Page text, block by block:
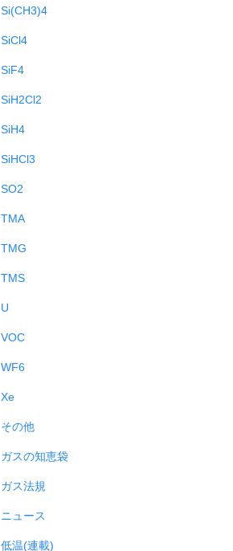
Si(CH3)4
SiCl4
SiF4
SiH2Cl2
SiH4
SiHCl3
SO2
TMA
TMG
TMS
U
VOC
WF6
Xe
その他
ガスの知恵袋
ガス法規
ニュース
低温(連載)